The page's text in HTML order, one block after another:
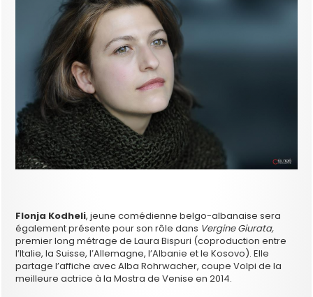
Flonja Kodheli, jeune comédienne belgo-albanaise sera
également présente pour son rôle dans Vergine Giurata,
premier long métrage de Laura Bispuri (coproduction entre
l’Italie, la Suisse, l’Allemagne, l’Albanie et le Kosovo). Elle
partage l’affiche avec Alba Rohrwacher, coupe Volpi de la
meilleure actrice à la Mostra de Venise en 2014.